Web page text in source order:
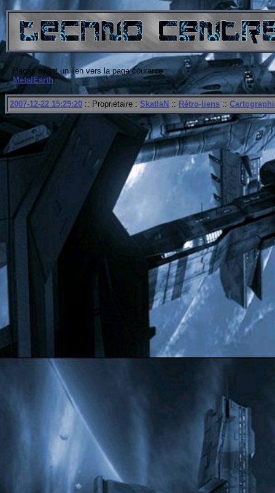
Pages ayant un lien vers la page courante :
MetalEarth
2007-12-22 15:29:20 :: Propriétaire : SkatlaN :: Rétro-liens ::